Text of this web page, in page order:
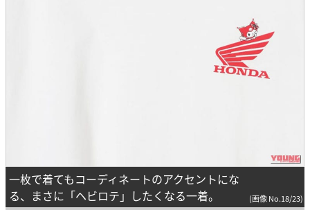
一枚で着てもコーディネートのアクセントにな
る、まさに「ヘビロテ」したくなる一着。
(画像 No.18/23)